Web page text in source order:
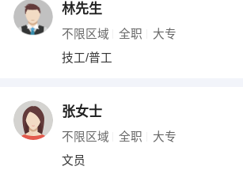
林先生
不限区域 全职 大专
技工/普工
张女士
不限区域 全职 大专
文员